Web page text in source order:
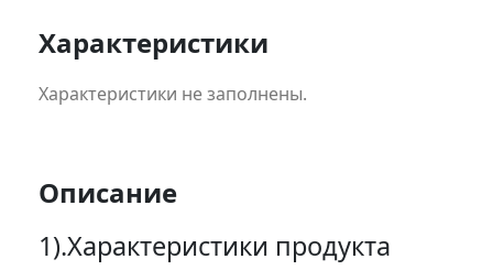
Характеристики
Характеристики не заполнены.
Описание
1).Характеристики продукта